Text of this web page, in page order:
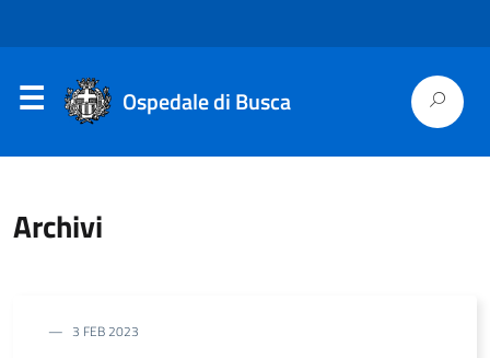
Ospedale di Busca
Archivi
3 FEB 2023